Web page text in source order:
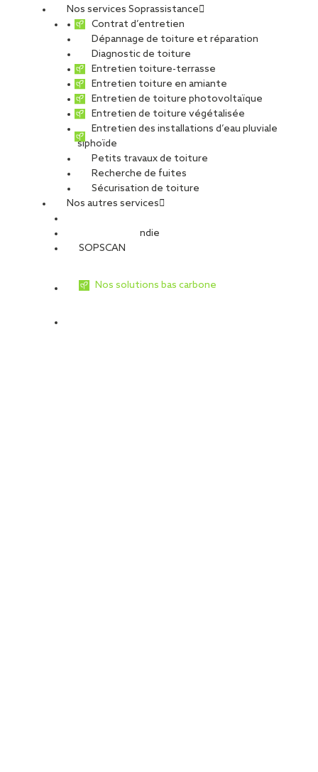
Nos services Soprassistance
Contrat d’entretien
Dépannage de toiture et réparation
Diagnostic de toiture
Entretien toiture-terrasse
Entretien toiture en amiante
Entretien de toiture photovoltaïque
Entretien de toiture végétalisée
Entretien des installations d’eau pluviale
siphoïde
Petits travaux de toiture
Recherche de fuites
Sécurisation de toiture
Nos autres services
Sécurité Incendie
SOPSCAN
Nos solutions bas carbone